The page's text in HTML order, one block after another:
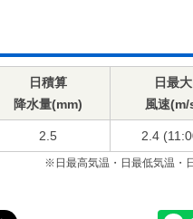
日積算
降水量(mm)
日最大
風速(m/
2.5 2.4
※日最高気温・日最低気温・